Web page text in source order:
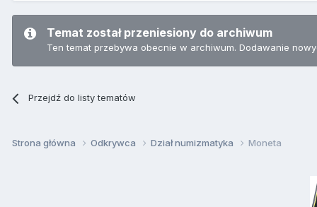
Temat został przeniesiony do archiwum
Ten temat przebywa obecnie w archiwum. Dodawanie
Przejdź do listy tematów
Strona główna Odkrywca Dział numizmatyka Moneta